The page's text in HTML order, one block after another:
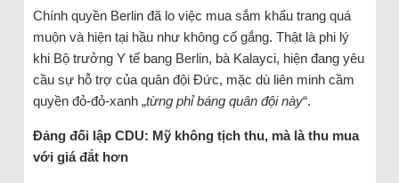
Chính quyền Berlin đã lo việc mua sắm khẩu trang quá
muộn và hiện tại hầu như không cố gắng. Thật là phi lý
khi Bộ trưởng Y tế bang Berlin, bà Kalayci, hiện đang yêu
cầu sự hỗ trợ của quân đội Đức, mặc dù liên minh cầm
quyền đỏ-đỏ-xanh „từng phỉ báng quân đội này“.
Đảng đối lập CDU: Mỹ không tịch thu, mà là thu mua
với giá đắt hơn